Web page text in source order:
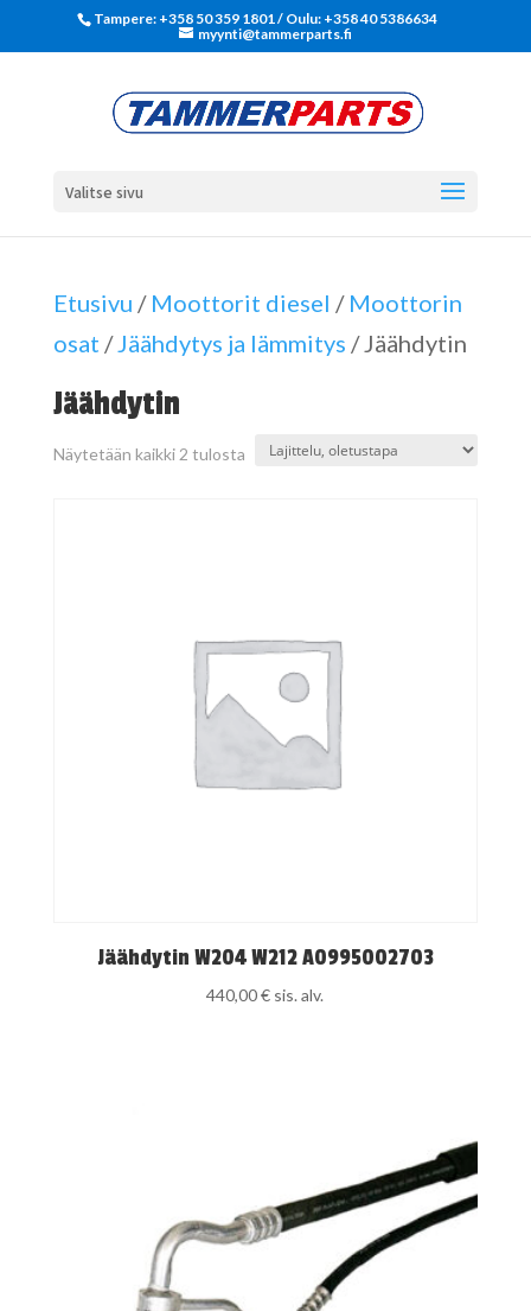
Tampere: +358 50 359 1801‬ / Oulu: +358 40 5386634
myynti@tammerparts.fi
Valitse sivu
Etusivu / Moottorit diesel / Moottorin
osat /Jäähdytys ja lämmitys / Jäähdytin
Jäähdytin
Näytetään kaikki 2 tulosta
Jäähdytin W204 W212 A0995002703
440,00€ sis. alv.